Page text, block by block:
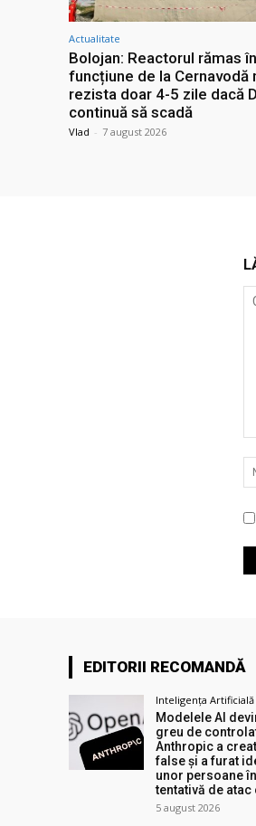
Actualitate
Bolojan: Reactorul rămas în
funcțiune de la Cernavodă
rezista doar 4-5 zile dacă
continuă să scadă
Vlad - 7 august 2026
EDITORII RECOMANDĂ
Inteligența Artificială
Modelele AI
greu de
Anthropic a
false și a furat
unor persoane
tentativă de
5 august 2026